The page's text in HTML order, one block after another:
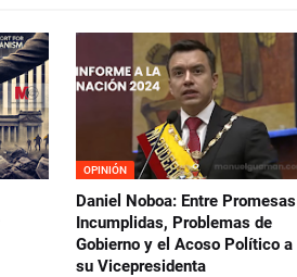
OPINIÓN
Daniel Noboa: Entre Promesas
Incumplidas, Problemas de
Gobierno y el Acoso Político a
su Vicepresidenta